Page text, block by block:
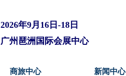
2026年9月16日-18日
广州琶洲国际会展中心
商旅中心 新闻中心